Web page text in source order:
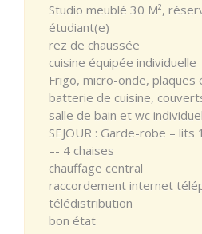
Studio meublé 30 M²,
étudiant(e)
rez de chaussée
cuisine équipée individuelle
Frigo, micro-onde, plaques
batterie de cuisine,
salle de bain et wc
SEJOUR : Garde-robe –
–- 4 chaises
chauffage central
raccordement internet
télédistribution
bon état